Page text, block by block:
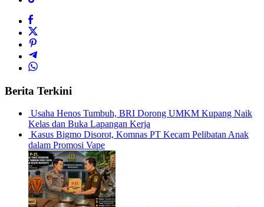
Berita Terkini
Usaha Henos Tumbuh, BRI Dorong UMKM Kupang Naik
Kelas dan Buka Lapangan Kerja
Kasus Bigmo Disorot, Komnas PT Kecam Pelibatan Anak
dalam Promosi Vape